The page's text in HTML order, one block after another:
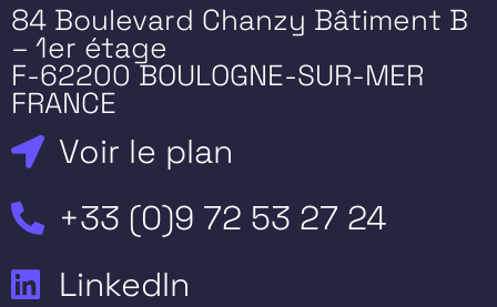
84 Boulevard Chanzy Bâtiment B
– 1er étage
F-62200 BOULOGNE-SUR-MER
FRANCE
Voir le plan
+33 (0)9 72 53 27 24
LinkedIn